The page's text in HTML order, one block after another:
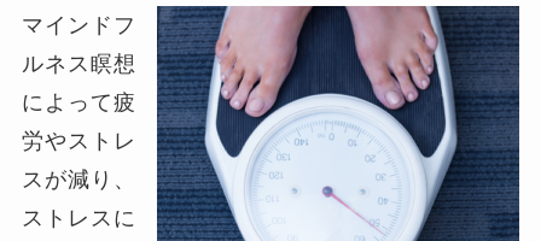
マインドフ
ルネス瞑想
によって疲
労やストレ
スが減り、
ストレスに